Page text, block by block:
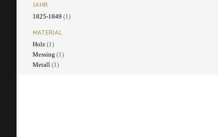
JAHR
1825-1849 (1)
MATERIAL
Holz (1)
Messing (1)
Metall (1)